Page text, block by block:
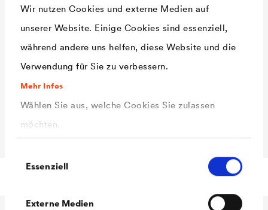
Wir nutzen Cookies und externe Medien auf
unserer Website. Einige Cookies sind essenziell,
während andere uns helfen, diese Website und die
Verwendung für Sie zu verbessern.
Mehr Infos
Wählen Sie aus, welche Cookies Sie zulassen
möchten.
Essenziell
Externe Medien
Technische Daten